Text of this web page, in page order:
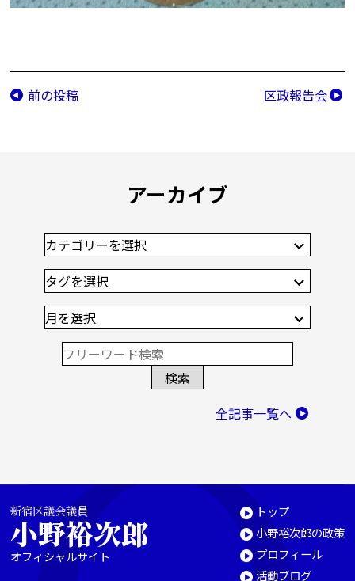
前の投稿 区政報告会
アーカイブ
全記事一覧へ
新宿区議会議員
小野裕次郎
オフィシャルサイト
トップ
小野裕次郎の政策
プロフィール
活動ブログ